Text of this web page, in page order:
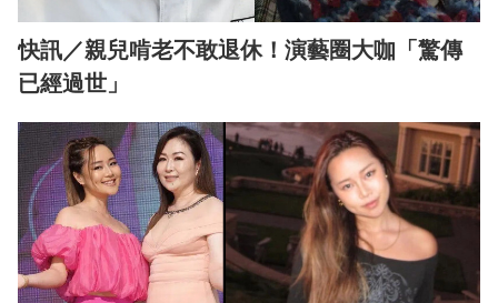
快訊／親兒啃老不敢退休！演藝圈大咖「驚傳
已經過世」